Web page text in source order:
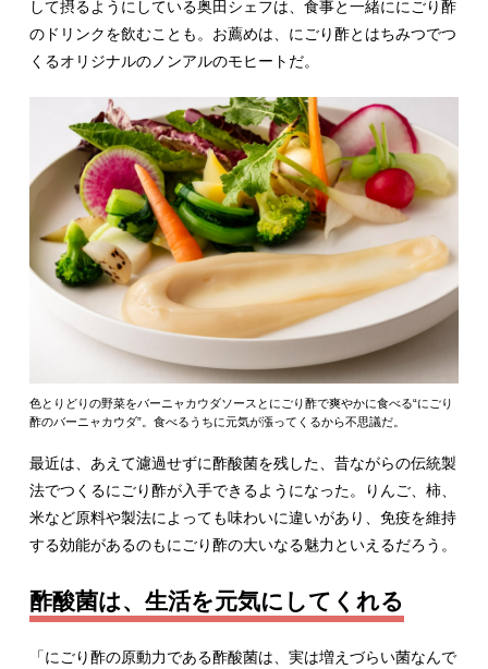
して摂るようにしている奥田シェフは、食事と一緒ににごり酢
のドリンクを飲むことも。お薦めは、にごり酢とはちみつでつ
くるオリジナルのノンアルのモヒートだ。
色とりどりの野菜をバーニャカウダソースとにごり酢で爽やかに食べる“にごり
酢のバーニャカウダ”。食べるうちに元気が漲ってくるから不思議だ。
最近は、あえて濾過せずに酢酸菌を残した、昔ながらの伝統製
法でつくるにごり酢が入手できるようになった。りんご、柿、
米など原料や製法によっても味わいに違いがあり、免疫を維持
する効能があるのもにごり酢の大いなる魅力といえるだろう。
酢酸菌は、生活を元気にしてくれる
「にごり酢の原動力である酢酸菌は、実は増えづらい菌なんで